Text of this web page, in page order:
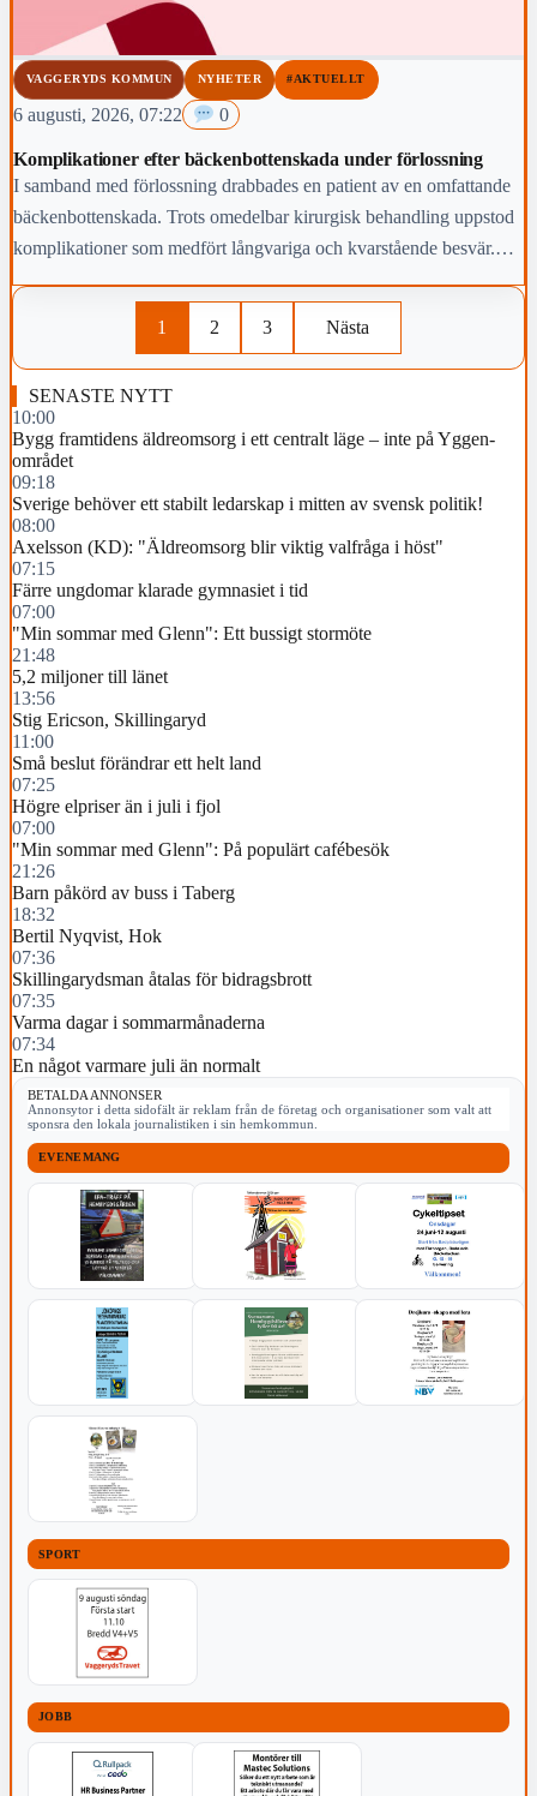
VAGGERYDS KOMMUN NYHETER #AKTUELLT
6 augusti, 2026, 07:22 0
Komplikationer efter bäckenbottenskada under förlossning
I samband med förlossning drabbades en patient av en omfattande
bäckenbottenskada. Trots omedelbar kirurgisk behandling uppstod
komplikationer som medfört långvariga och kvarstående besvär.
Region Jönköpings län anmäler händelsen för prövning enligt lex
1 2 3 Nästa
SENASTE NYTT
10:00
Bygg framtidens äldreomsorg i ett centralt läge – inte på Yggen-
området
09:18
Sverige behöver ett stabilt ledarskap i mitten av svensk politik!
08:00
Axelsson (KD): "Äldreomsorg blir viktig valfråga i höst"
07:15
Färre ungdomar klarade gymnasiet i tid
07:00
"Min sommar med Glenn": Ett bussigt stormöte
21:48
5,2 miljoner till länet
13:56
Stig Ericson, Skillingaryd
11:00
Små beslut förändrar ett helt land
07:25
Högre elpriser än i juli i fjol
07:00
"Min sommar med Glenn": På populärt cafébesök
21:26
Barn påkörd av buss i Taberg
18:32
Bertil Nyqvist, Hok
07:36
Skillingarydsman åtalas för bidragsbrott
07:35
Varma dagar i sommarmånaderna
07:34
En något varmare juli än normalt
BETALDA ANNONSER
Annonsytor i detta sidofält är reklam från de företag och organisationer som valt att
sponsra den lokala journalistiken i sin hemkommun.
EVENEMANG
SPORT
JOBB